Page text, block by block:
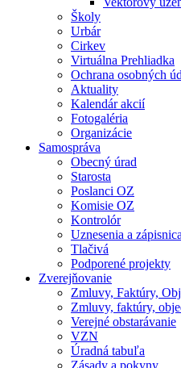
Školy
Urbár
Cirkev
Virtuálna Prehliadka
Ochrana osobných
Aktuality
Kalendár akcií
Fotogaléria
Organizácie
Samospráva
Obecný úrad
Starosta
Poslanci OZ
Komisie OZ
Kontrolór
Uznesenia a zápisnica
Tlačivá
Podporené projekty
Zverejňovanie
Zmluvy, Faktúry,
Zmluvy, faktúry,
Verejné obstarávanie
VZN
Úradná tabuľa
Zásady a pokyny